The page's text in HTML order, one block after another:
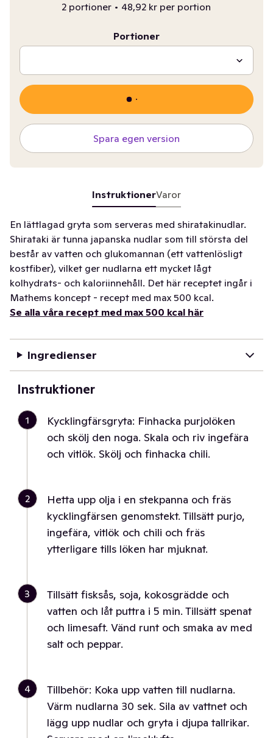
2 portioner • 48,92 kr per portion
Portioner
Spara egen version
InstruktionerVaror
En lättlagad gryta som serveras med shiratakinudlar.
Shirataki är tunna japanska nudlar som till största del
består av vatten och glukomannan (ett vattenlösligt
kostfiber), vilket ger nudlarna ett mycket lågt
kolhydrats- och kaloriinnehåll. Det här receptet ingår i
Mathems koncept - recept med max 500 kcal.
Se alla våra recept med max 500 kcal här
Ingredienser
Instruktioner
1
Kycklingfärsgryta: Finhacka purjolöken
och skölj den noga. Skala och riv ingefära
och vitlök. Skölj och finhacka chili.
2
Hetta upp olja i en stekpanna och fräs
kycklingfärsen genomstekt. Tillsätt purjo,
ingefära, vitlök och chili och fräs
ytterligare tills löken har mjuknat.
3
Tillsätt fisksås, soja, kokosgrädde och
vatten och låt puttra i 5 min. Tillsätt spenat
och limesaft. Vänd runt och smaka av med
salt och peppar.
4
Tillbehör: Koka upp vatten till nudlarna.
Värm nudlarna 30 sek. Sila av vattnet och
lägg upp nudlar och gryta i djupa tallrikar.